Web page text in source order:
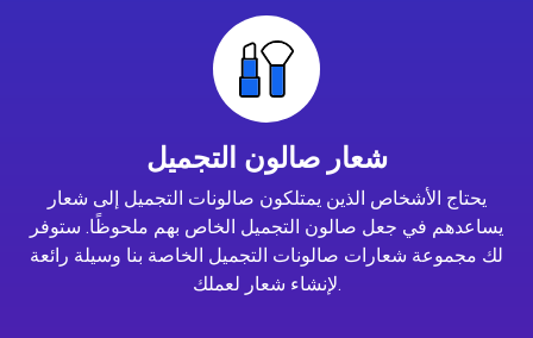
شعار صالون التجميل
يحتاج الأشخاص الذين يمتلكون صالونات التجميل إلى شعار
يساعدهم في جعل صالون التجميل الخاص بهم ملحوظًا. ستوفر
لك مجموعة شعارات صالونات التجميل الخاصة بنا وسيلة رائعة
لإنشاء شعار لعملك.